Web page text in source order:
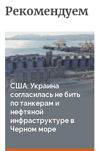
Рекомендуем
США: Украина
согласилась не бить
по танкерам и
нефтяной
инфраструктуре в
Черном море